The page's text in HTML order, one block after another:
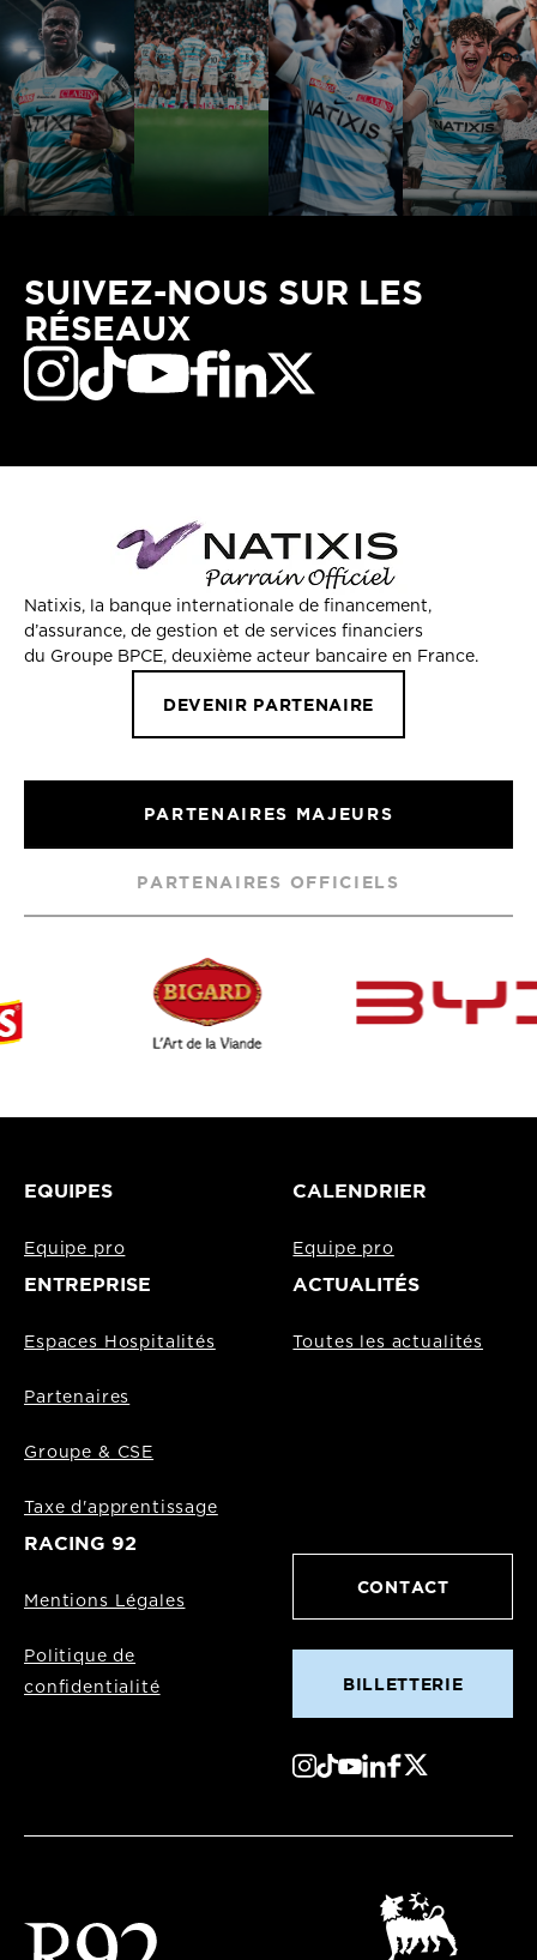
SUIVEZ-NOUS SUR LES
RÉSEAUX
Natixis, la banque internationale de financement,
d’assurance, de gestion et de services financiers
du Groupe BPCE, deuxième acteur bancaire en France.
DEVENIR PARTENAIRE
PARTENAIRES MAJEURS
PARTENAIRES OFFICIELS
EQUIPES
Equipe pro
CALENDRIER
Equipe pro
ENTREPRISE
Espaces Hospitalités
Partenaires
Groupe & CSE
Taxe d'apprentissage
ACTUALITÉS
Toutes les actualités
RACING 92
Mentions Légales
Politique de
confidentialité
CONTACT
BILLETTERIE